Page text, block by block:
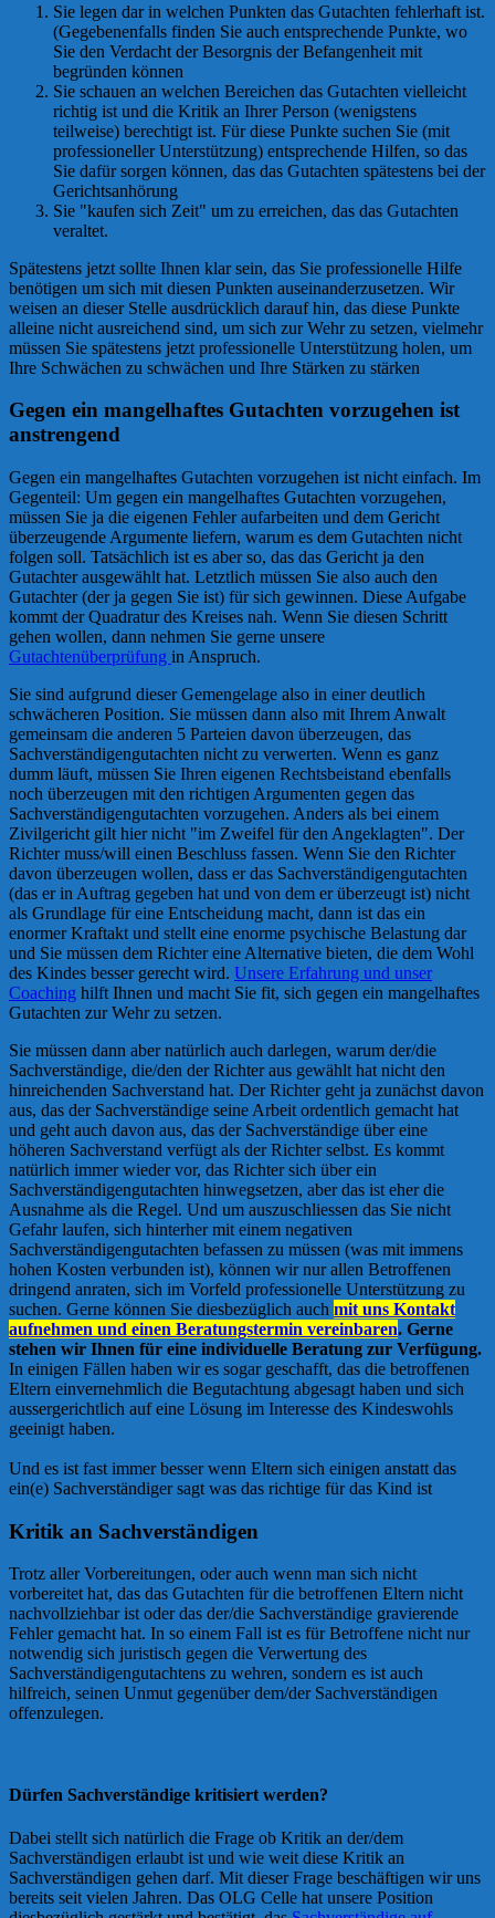
Sie legen dar in welchen Punkten das Gutachten fehlerhaft ist.
(Gegebenenfalls finden Sie auch entsprechende Punkte, wo
Sie den Verdacht der Besorgnis der Befangenheit mit
begründen können
Sie schauen an welchen Bereichen das Gutachten vielleicht
richtig ist und die Kritik an Ihrer Person (wenigstens
teilweise) berechtigt ist. Für diese Punkte suchen Sie (mit
professioneller Unterstützung) entsprechende Hilfen, so das
Sie dafür sorgen können, das das Gutachten spätestens bei der
Gerichtsanhörung
Sie "kaufen sich Zeit" um zu erreichen, das das Gutachten
veraltet.
Spätestens jetzt sollte Ihnen klar sein, das Sie professionelle Hilfe
benötigen um sich mit diesen Punkten auseinanderzusetzen. Wir
weisen an dieser Stelle ausdrücklich darauf hin, das diese Punkte
alleine nicht ausreichend sind, um sich zur Wehr zu setzen, vielmehr
müssen Sie spätestens jetzt professionelle Unterstützung holen, um
Ihre Schwächen zu schwächen und Ihre Stärken zu stärken
Gegen ein mangelhaftes Gutachten vorzugehen ist
anstrengend
Gegen ein mangelhaftes Gutachten vorzugehen ist nicht einfach. Im
Gegenteil: Um gegen ein mangelhaftes Gutachten vorzugehen,
müssen Sie ja die eigenen Fehler aufarbeiten und dem Gericht
überzeugende Argumente liefern, warum es dem Gutachten nicht
folgen soll. Tatsächlich ist es aber so, das das Gericht ja den
Gutachter ausgewählt hat. Letztlich müssen Sie also auch den
Gutachter (der ja gegen Sie ist) für sich gewinnen. Diese Aufgabe
kommt der Quadratur des Kreises nah. Wenn Sie diesen Schritt
gehen wollen, dann nehmen Sie gerne unsere
Gutachtenüberprüfung in Anspruch.
Sie sind aufgrund dieser Gemengelage also in einer deutlich
schwächeren Position. Sie müssen dann also mit Ihrem Anwalt
gemeinsam die anderen 5 Parteien davon überzeugen, das
Sachverständigengutachten nicht zu verwerten. Wenn es ganz
dumm läuft, müssen Sie Ihren eigenen Rechtsbeistand ebenfalls
noch überzeugen mit den richtigen Argumenten gegen das
Sachverständigengutachten vorzugehen. Anders als bei einem
Zivilgericht gilt hier nicht "im Zweifel für den Angeklagten". Der
Richter muss/will einen Beschluss fassen. Wenn Sie den Richter
davon überzeugen wollen, dass er das Sachverständigengutachten
(das er in Auftrag gegeben hat und von dem er überzeugt ist) nicht
als Grundlage für eine Entscheidung macht, dann ist das ein
enormer Kraftakt und stellt eine enorme psychische Belastung dar
und Sie müssen dem Richter eine Alternative bieten, die dem Wohl
des Kindes besser gerecht wird. Unsere Erfahrung und unser
Coaching hilft Ihnen und macht Sie fit, sich gegen ein mangelhaftes
Gutachten zur Wehr zu setzen.
Sie müssen dann aber natürlich auch darlegen, warum der/die
Sachverständige, die/den der Richter aus gewählt hat nicht den
hinreichenden Sachverstand hat. Der Richter geht ja zunächst davon
aus, das der Sachverständige seine Arbeit ordentlich gemacht hat
und geht auch davon aus, das der Sachverständige über eine
höheren Sachverstand verfügt als der Richter selbst. Es kommt
natürlich immer wieder vor, das Richter sich über ein
Sachverständigengutachten hinwegsetzen, aber das ist eher die
Ausnahme als die Regel. Und um auszuschliessen das Sie nicht
Gefahr laufen, sich hinterher mit einem negativen
Sachverständigengutachten befassen zu müssen (was mit immens
hohen Kosten verbunden ist), können wir nur allen Betroffenen
dringend anraten, sich im Vorfeld professionelle Unterstützung zu
suchen. Gerne können Sie diesbezüglich auch mit uns Kontakt
aufnehmen und einen Beratungstermin vereinbaren. Gerne
stehen wir Ihnen für eine individuelle Beratung zur Verfügung.
In einigen Fällen haben wir es sogar geschafft, das die betroffenen
Eltern einvernehmlich die Begutachtung abgesagt haben und sich
aussergerichtlich auf eine Lösung im Interesse des Kindeswohls
geeinigt haben.
Und es ist fast immer besser wenn Eltern sich einigen anstatt das
ein(e) Sachverständiger sagt was das richtige für das Kind ist
Kritik an Sachverständigen
Trotz aller Vorbereitungen, oder auch wenn man sich nicht
vorbereitet hat, das das Gutachten für die betroffenen Eltern nicht
nachvollziehbar ist oder das der/die Sachverständige gravierende
Fehler gemacht hat. In so einem Fall ist es für Betroffene nicht nur
notwendig sich juristisch gegen die Verwertung des
Sachverständigengutachtens zu wehren, sondern es ist auch
hilfreich, seinen Unmut gegenüber dem/der Sachverständigen
offenzulegen.
Dürfen Sachverständige kritisiert werden?
Dabei stellt sich natürlich die Frage ob Kritik an der/dem
Sachverständigen erlaubt ist und wie weit diese Kritik an
Sachverständigen gehen darf. Mit dieser Frage beschäftigen wir uns
bereits seit vielen Jahren. Das OLG Celle hat unsere Position